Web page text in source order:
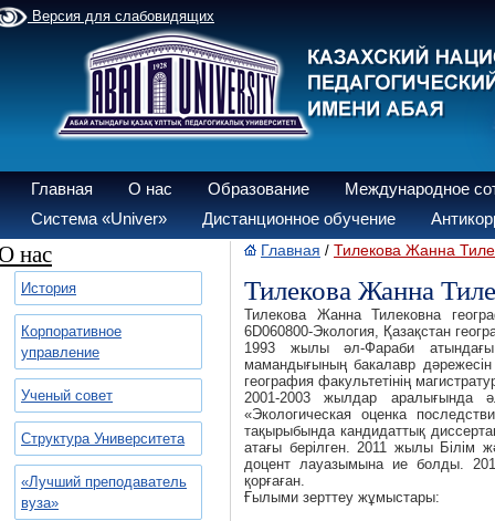
Версия для слабовидящих
Главная О нас Образование
Международное
Система «Univer»
Дистанционное обучение
нас
История
Корпоративное
управление
Ученый совет
Структура Университета
«Лучший преподаватель
вуза»
Главная / Тилекова Жанна
Тилекова Жанна
Тилекова Жанна Тилековна
6D060800-Экология, Қазақстан
1993 жылы әл-Фараби атындағы
мамандығының бакалавр
география факультетінің
2001-2003 жылдар аралығында
«Экологическая оценка
тақырыбында кандидаттық
атағы берілген. 2011 жылы Білім
доцент лауазымына ие болды.
қорғаған.
Ғылыми зерттеу жұмыстары: